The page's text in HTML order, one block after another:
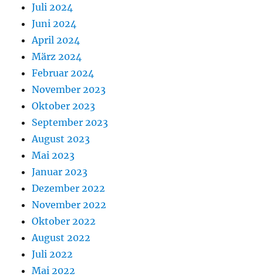
Juli 2024
Juni 2024
April 2024
März 2024
Februar 2024
November 2023
Oktober 2023
September 2023
August 2023
Mai 2023
Januar 2023
Dezember 2022
November 2022
Oktober 2022
August 2022
Juli 2022
Mai 2022